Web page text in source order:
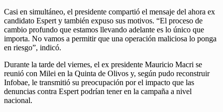
Casi en simultáneo, el presidente compartió el mensaje del ahora ex
candidato Espert y también expuso sus motivos. “El proceso de
cambio profundo que estamos llevando adelante es lo único que
importa. No vamos a permitir que una operación maliciosa lo ponga
en riesgo”, indicó.
Durante la tarde del viernes, el ex presidente Mauricio Macri se
reunió con Milei en la Quinta de Olivos y, según pudo reconstruir
Infobae, le transmitió su preocupación por el impacto que las
denuncias contra Espert podrían tener en la campaña a nivel
nacional.